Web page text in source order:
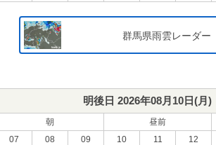
群馬県雨雲レーダー
明後日 2026年08月10日(月 )
朝 昼前
07 08 09 10 11 12